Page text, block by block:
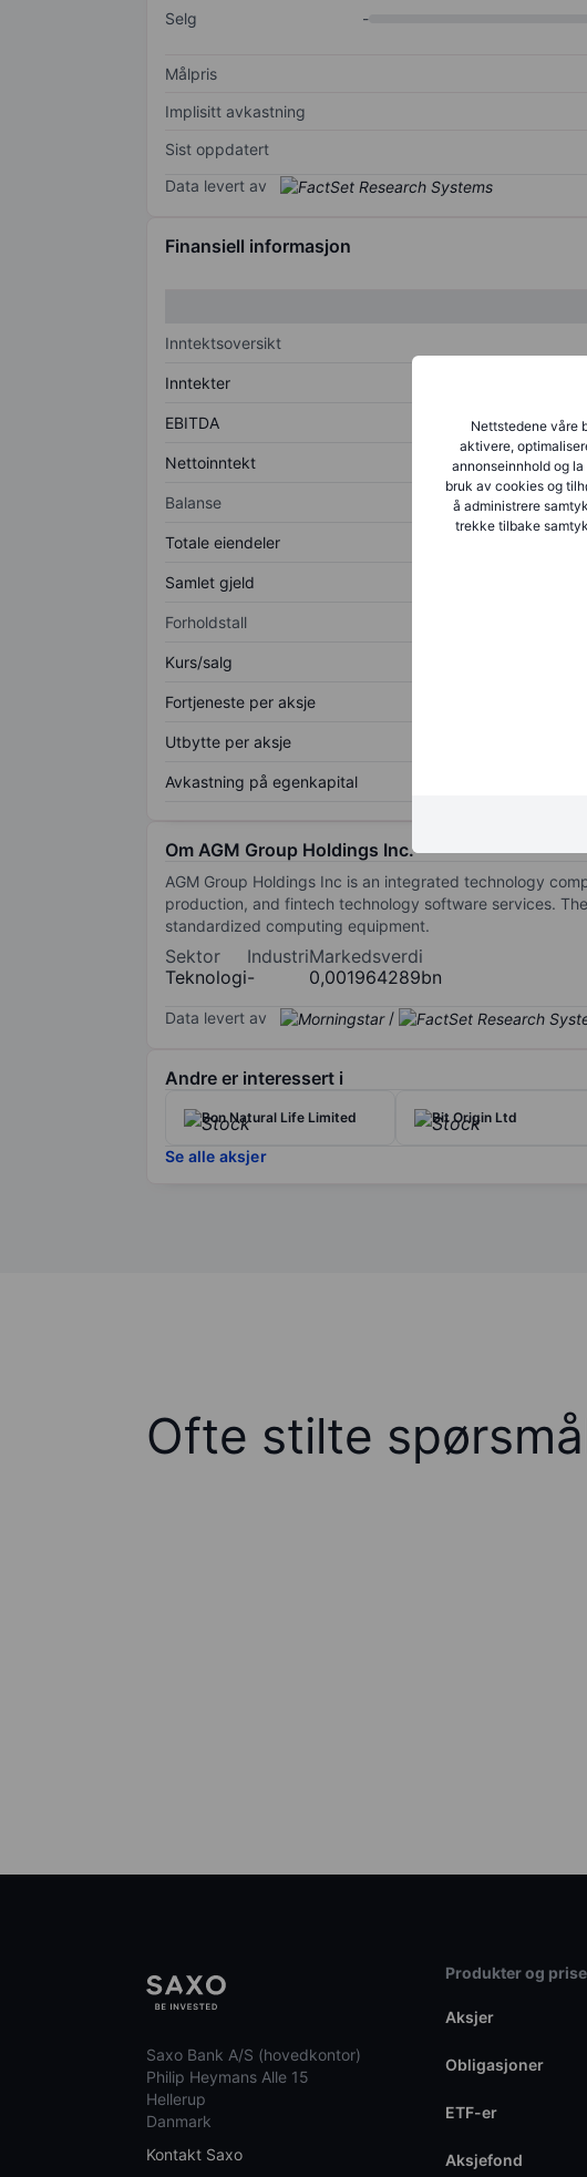
Nettstedene våre
aktivere,
annonseinnhold og
bruk av cookies og
å administrere
trekke tilbake
Selg
-
Målpris
Implisitt avkastning
Sist oppdatert
Data levert av
Finansiell informasjon
Inntektsoversikt
Inntekter
EBITDA
Nettoinntekt
Balanse
Totale eiendeler
Samlet gjeld
Forholdstall
Kurs/salg
Fortjeneste per aksje
Utbytte per aksje
Avkastning på egenkapital
Om AGM Group Holdings Inc.
AGM Group Holdings Inc is an integrated technology
production, and fintech technology software services.
standardized computing equipment.
Sektor
Teknologi
Industri
-
Markedsverdi
0,001964289bn
Data levert av /
Andre er interessert i
Bon Natural Life Limited Bit Origin Ltd
Se alle aksjer
Ofte stilte
Saxo Bank A/S (hovedkontor)
Philip Heymans Alle 15
Hellerup
Danmark
Kontakt Saxo
Produkter og
Aksjer
Obligasjoner
ETF-er
Aksjefond